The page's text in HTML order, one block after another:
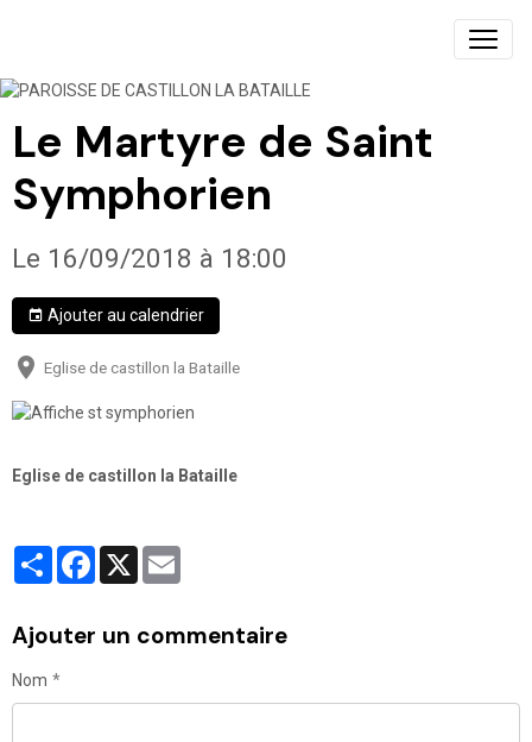
PAROISSE DE CASTILLON LA BATAILLE
Le Martyre de Saint
Symphorien
Le 16/09/2018 à 18:00
Ajouter au calendrier
Eglise de castillon la Bataille
Eglise de castillon la Bataille
PartagerFacebook
X
Ajouter un commentaire
Nom